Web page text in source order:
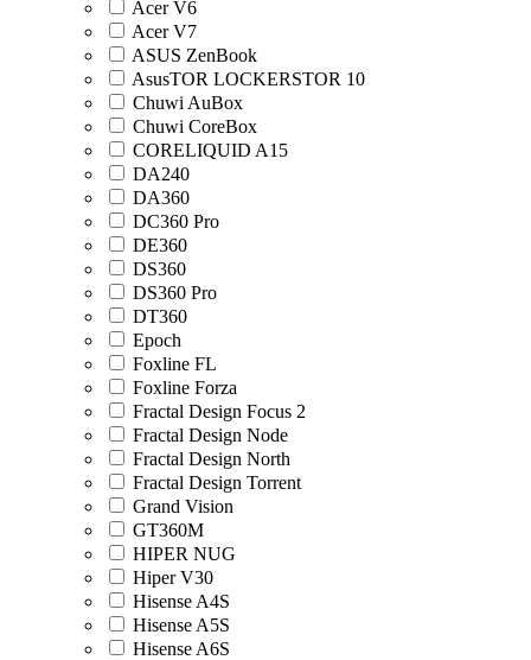
Acer V6
Acer V7
ASUS ZenBook
AsusTOR LOCKERSTOR 10
Chuwi AuBox
Chuwi CoreBox
CORELIQUID A15
DA240
DA360
DC360 Pro
DE360
DS360
DS360 Pro
DT360
Epoch
Foxline FL
Foxline Forza
Fractal Design Focus 2
Fractal Design Node
Fractal Design North
Fractal Design Torrent
Grand Vision
GT360M
HIPER NUG
Hiper V30
Hisense A4S
Hisense A5S
Hisense A6S